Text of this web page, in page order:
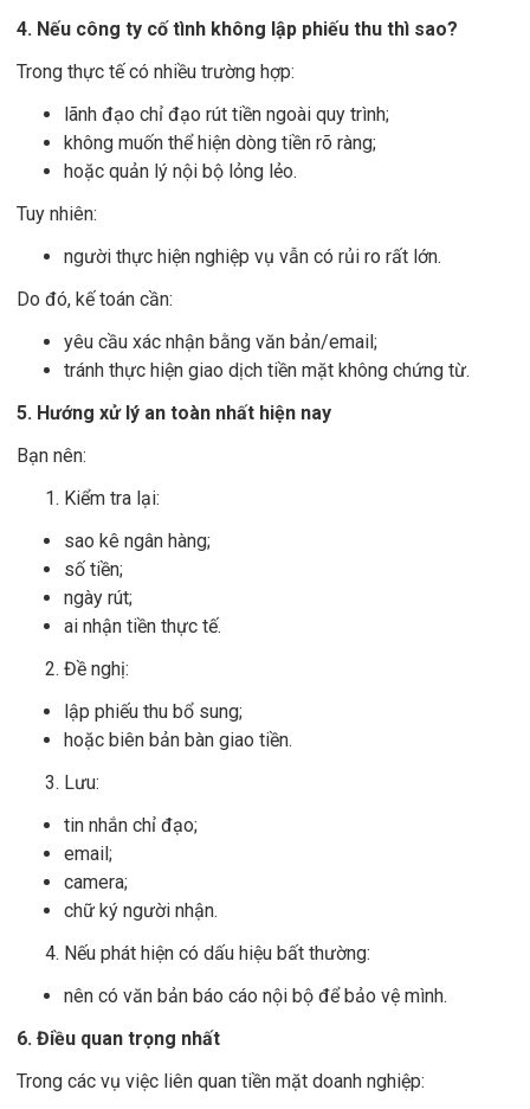
4. Nếu công ty cố tình không lập phiếu thu thì sao?
Trong thực tế có nhiều trường hợp:
lãnh đạo chỉ đạo rút tiền ngoài quy trình;
không muốn thể hiện dòng tiền rõ ràng;
hoặc quản lý nội bộ lỏng lẻo.
Tuy nhiên:
người thực hiện nghiệp vụ vẫn có rủi ro rất lớn.
Do đó, kế toán cần:
yêu cầu xác nhận bằng văn bản/email;
tránh thực hiện giao dịch tiền mặt không chứng từ.
5. Hướng xử lý an toàn nhất hiện nay
Bạn nên:
Kiểm tra lại:
sao kê ngân hàng;
số tiền;
ngày rút;
ai nhận tiền thực tế.
Đề nghị:
lập phiếu thu bổ sung;
hoặc biên bản bàn giao tiền.
Lưu:
tin nhắn chỉ đạo;
email;
camera;
chữ ký người nhận.
Nếu phát hiện có dấu hiệu bất thường:
nên có văn bản báo cáo nội bộ để bảo vệ mình.
6. Điều quan trọng nhất
Trong các vụ việc liên quan tiền mặt doanh nghiệp: